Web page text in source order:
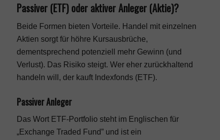
Passiver (ETF) oder aktiver Anleger (Aktie)?
Beide Formen bieten Vorteile. Handel mit einzelnen
Aktien sorgt für höhre Kursausbrüche,
dementsprechend potenziell mehr Gewinn (und
Verlust). Das Risiko steigt. Wer eher zurückhaltend
handeln will, der kauft Indexfonds (ETF).
Passiver Anleger
Das Wort ETF-Portfolio steht im Englischen für
„Exchange Traded Fund” und ist ein